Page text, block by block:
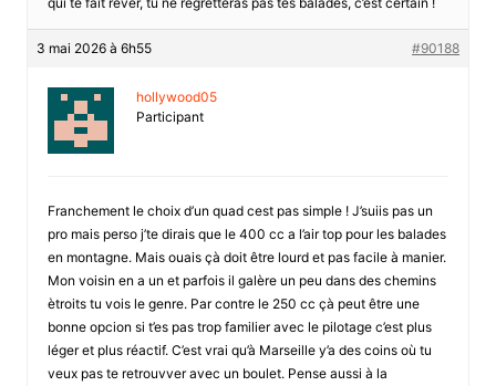
3 mai 2026 à 6h55 #90188
hollywood05
Participant
Franchement le choix d’un quad cest pas simple ! J’suiis pas un
pro mais perso j’te dirais que le 400 cc a l’air top pour les balades
en montagne. Mais ouais çà doit être lourd et pas facile à manier.
Mon voisin en a un et parfois il galère un peu dans des chemins
ètroits tu vois le genre. Par contre le 250 cc çà peut être une
bonne opcion si t’es pas trop familier avec le pilotage c’est plus
léger et plus réactif. C’est vrai qu’à Marseille y’a des coins où tu
veux pas te retrouvver avec un boulet. Pense aussi à la